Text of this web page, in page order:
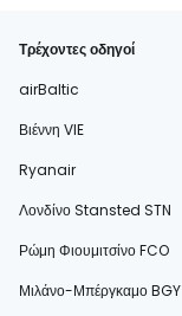
Τρέχοντες οδηγοί
airBaltic
Βιέννη VIE
Ryanair
Λονδίνο Stansted STN
Ρώμη Φιουμιτσίνο FCO
Μιλάνο-Μπέργκαμο BGY